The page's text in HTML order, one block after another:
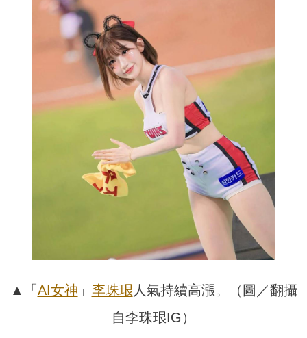
▲「 AI女神 」 李珠珢 人氣持續高漲。（圖／翻攝
自李珠珢IG）